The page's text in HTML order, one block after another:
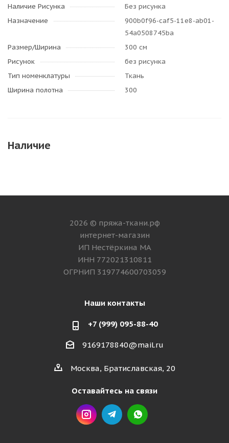
Наличие Рисунка
Без рисунка
Назначение
900b0f96-caf5-11e8-ab01-
54a0508745ba
Размер/Ширина
300 см
Рисунок
без рисунка
Тип номенклатуры
Ткань
Ширина полотна
300
Наличие
2026 © пряжа-ткани.рф
интернет-магазин
ИП Нестёркина МА
ИНН 772021310811
ОГРНИП 319774600703059
Наши контакты
+7 (999) 095-88-40
9169178840@mail.ru
Москва, Братиславская, 20
Оставайтесь на связи